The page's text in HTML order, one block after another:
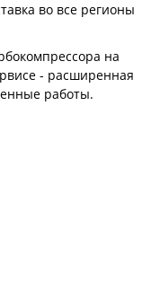
во все регионы
на
- расширенная
работы.